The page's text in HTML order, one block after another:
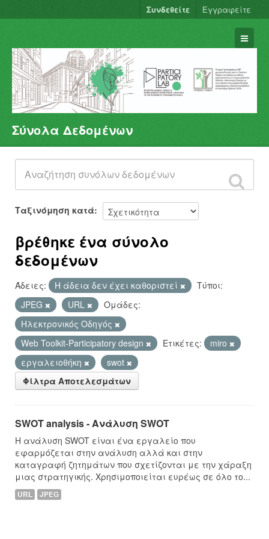
Συνδεθείτε Εγγραφείτε
Σύνολα Δεδομένων
Φορείς
Ομάδες
Σχετικά
Σύνολα Δεδομένων
Ταξινόμηση κατά
βρέθηκε ένα σύνολο
δεδομένων
Άδειες: Η άδεια δεν έχει καθοριστεί
Τύποι:
JPEG
URL
Ομάδες:
Hλεκτρονικός Οδηγός
Web Toolkit-Participatory design
Ετικέτες:
miro
εργαλειοθήκη
swot
Φίλτρα Αποτελεσμάτων
SWOT analysis - Ανάλυση SWOT
Η ανάλυση SWOT είναι ένα εργαλείο που
εφαρμόζεται στην ανάλυση αλλά και στην
καταγραφή ζητημάτων που σχετίζονται με την χάραξη
μιας στρατηγικής. Χρησιμοποιείται ευρέως σε όλο το...
URL JPEG